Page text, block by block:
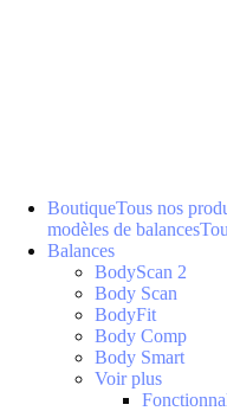
BoutiqueTous nos
modèles de balances
Balances
BodyScan 2
Body Scan
BodyFit
Body Comp
Body Smart
Voir plus